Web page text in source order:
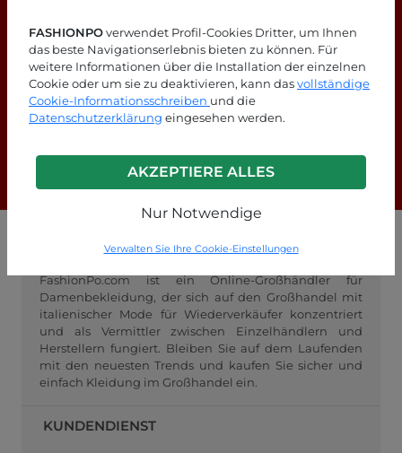
FASHIONPOverwendet Profil-Cookies Dritter, um Ihnen
das beste Navigationserlebnis bieten zu können. Für
weitere Informationen über die Installation der einzelnen
Cookie oder um sie zu deaktivieren, kann dasvollständige
Cookie-Informationsschreiben und die
Datenschutzerklärung eingesehen werden.
AKZEPTIERE ALLES
Nur Notwendige
Verwalten Sie Ihre Cookie-Einstellungen
Suchen Sie nach Antworten?
Schauen Sie sich unsere FAQ-Seite an!
F.A.Q.
GROSSHANDEL FASHIONPO
FashionPo.com ist ein Online-Großhändler für
Damenbekleidung, der sich auf den Großhandel mit
italienischer Mode für Wiederverkäufer konzentriert
und als Vermittler zwischen Einzelhändlern und
Herstellern fungiert. Bleiben Sie auf dem Laufenden
mit den neuesten Trends und kaufen Sie sicher und
einfach Kleidung im Großhandel ein.
KUNDENDIENST